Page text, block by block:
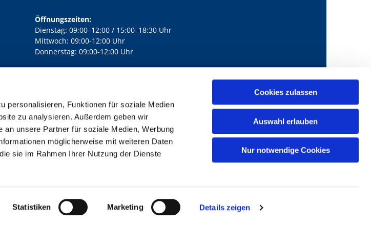
personalisieren, Funktionen für soziale Medien
zu analysieren. Außerdem geben wir
unsere Partner für soziale Medien, Werbung
möglicherweise mit weiteren Daten
sie im Rahmen Ihrer Nutzung der Dienste
Statistiken Marketing Details zeigen
Cookies zulassen
Auswahl erlauben
Nur notwendige Cookies
Öffnungszeiten:
Dienstag: 09:00–12:00 / 15:00–18:30 Uhr
Mittwoch: 09:00-12:00 Uhr
Donnerstag: 09:00-12:00 Uhr
Yorckstr. 88C, 10965 Berlin mail@bernhard-lichtenberg.berlin
Impressum